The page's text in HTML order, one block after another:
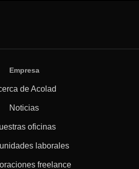
Empresa
de Acolad
Noticias
oficinas
laborales
freelance